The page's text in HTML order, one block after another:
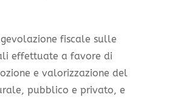
fiscale sulle
effettuate a favore di
e valorizzazione del
pubblico e privato, e